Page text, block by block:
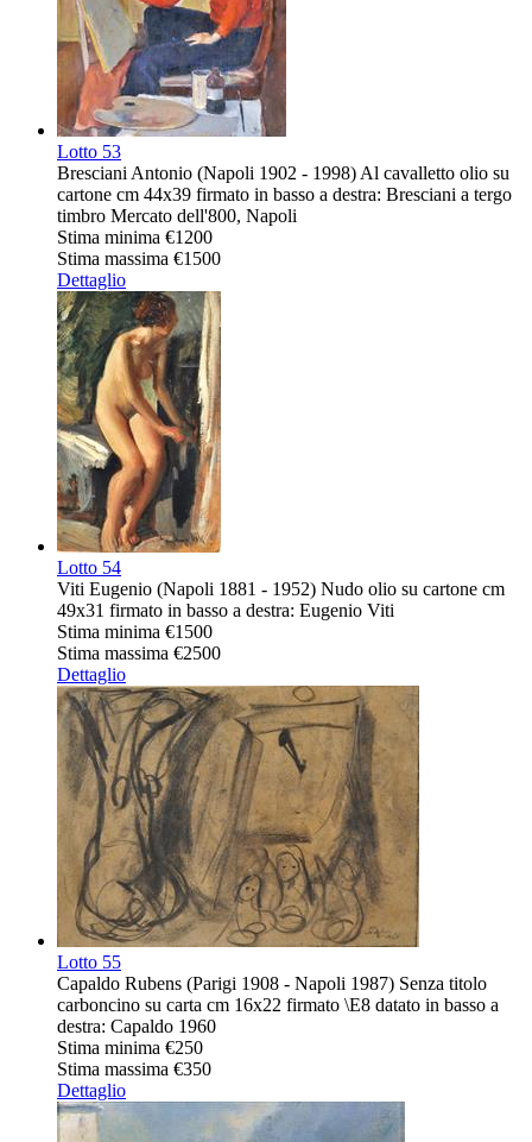
Lotto 53
Bresciani Antonio (Napoli 1902 - 1998) Al cavalletto olio su
cartone cm 44x39 firmato in basso a destra: Bresciani a tergo
timbro Mercato dell'800, Napoli
Stima minima €1200
Stima massima €1500
Dettaglio
Lotto 54
Viti Eugenio (Napoli 1881 - 1952) Nudo olio su cartone cm
49x31 firmato in basso a destra: Eugenio Viti
Stima minima €1500
Stima massima €2500
Dettaglio
Lotto 55
Capaldo Rubens (Parigi 1908 - Napoli 1987) Senza titolo
carboncino su carta cm 16x22 firmato \E8 datato in basso a
destra: Capaldo 1960
Stima minima €250
Stima massima €350
Dettaglio